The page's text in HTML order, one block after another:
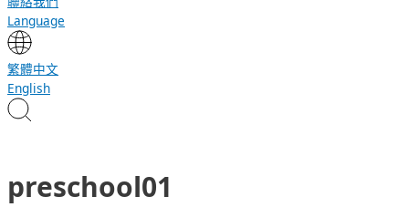
Language
繁體中文
English
preschool01